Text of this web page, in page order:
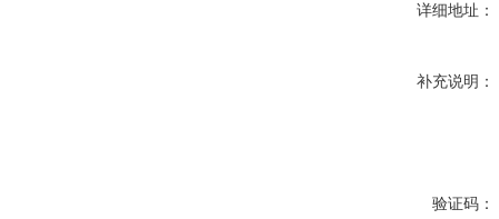
详细地址：
补充说明：
验证码：